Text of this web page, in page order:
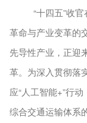
“十四五”收
革命与产业变革的
先导性产业，正迎
革。为深入贯彻落
应“人工智能+”行
综合交通运输体系